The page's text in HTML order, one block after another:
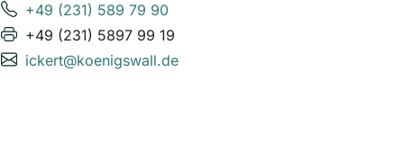
+49 (231) 589 79 90
+49 (231) 5897 99 19
ickert@koenigswall.de